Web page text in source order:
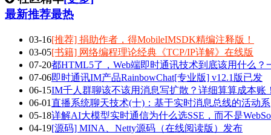
最新推荐最热
03-16[推荐] 捐助作者，得MobileIMSDK精编注释版！
03-05[书籍] 网络编程理论经典《TCP/IP详解》在线版
07-20都HTML5了，Web端即时通讯技术到底该用什么？
07-06即时通讯IM产品RainbowChat[专业版] v12.1版已发
06-15IM千人群聊该不该用消息写扩散？详细算算成本账！
06-01直播系统聊天技术(十)：基于实时消息总线的活动系
05-18详解AI大模型实时通信为什么选SSE，而不是
04-19[源码] MINA、Netty源码（在线阅读版）发布